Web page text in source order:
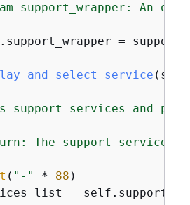
support_wrapper: An
=
( self
support services and
The support service
( "-" * 88 )
=